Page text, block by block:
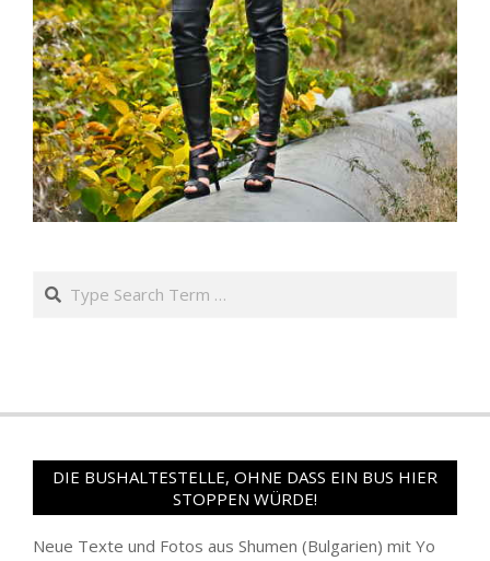
Search
DIE BUSHALTESTELLE, OHNE DASS EIN BUS HIER
STOPPEN WÜRDE!
Neue Texte und Fotos aus Shumen (Bulgarien) mit Yo